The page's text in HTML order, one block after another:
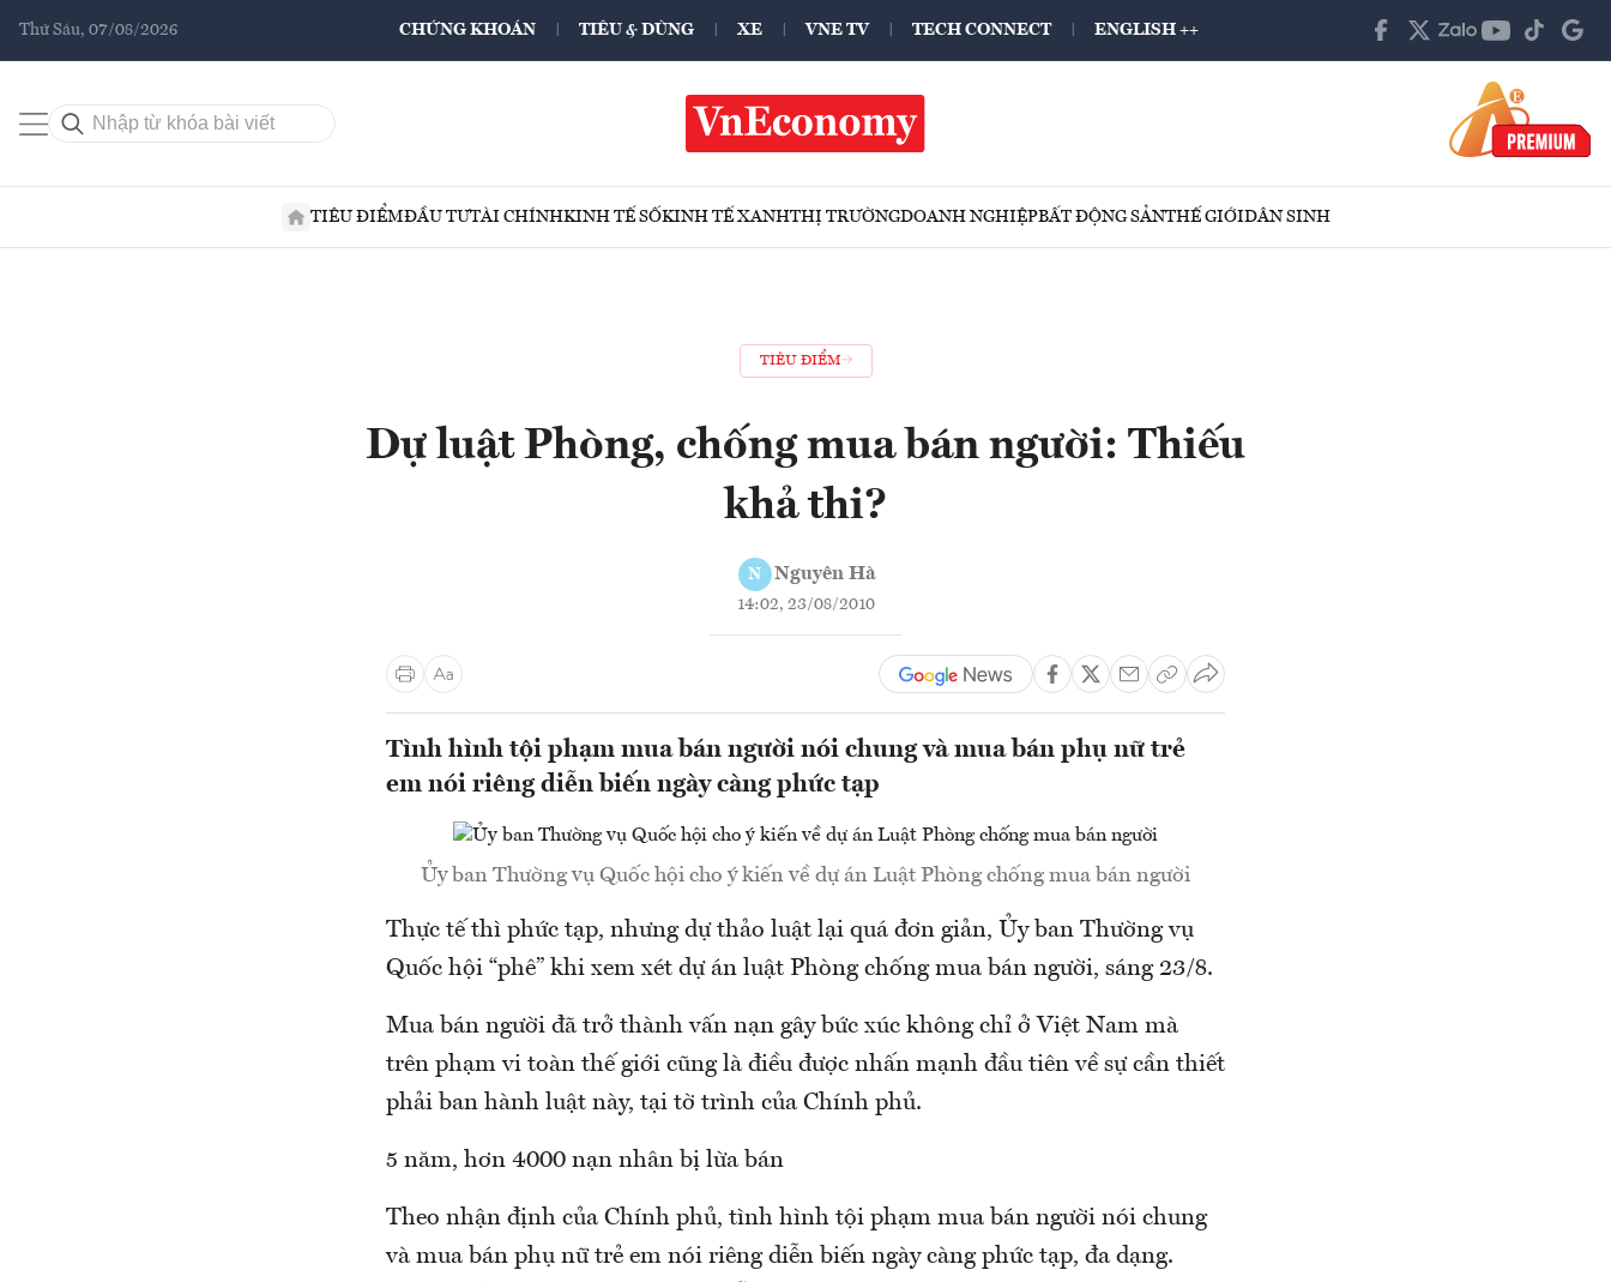
Thứ Sáu, 07/08/2026 CHỨNG KHOÁN TIÊU & DÙNG XE VNE TV TECH CONNECT ENGLISH ++
TIÊU ĐIỂMĐẦU TƯTÀI CHÍNHKINH TẾ SỐKINH TẾ XANHTHỊ TRƯỜNGDOANH NGHIỆPBẤT ĐỘNG SẢNTHẾ GIỚIDÂN SINH
TIÊU ĐIỂM
Dự luật Phòng, chống mua bán người: Thiếu
khả thi?
N Nguyên Hà
14:02, 23/08/2010
Tình hình tội phạm mua bán người nói chung và mua bán phụ nữ trẻ
em nói riêng diễn biến ngày càng phức tạp
Ủy ban Thường vụ Quốc hội cho ý kiến về dự án Luật Phòng chống mua bán người
Thực tế thì phức tạp, nhưng dự thảo luật lại quá đơn giản, Ủy ban Thường vụ
Quốc hội “phê” khi xem xét dự án luật Phòng chống mua bán người, sáng 23/8.
Mua bán người đã trở thành vấn nạn gây bức xúc không chỉ ở Việt Nam mà
trên phạm vi toàn thế giới cũng là điều được nhấn mạnh đầu tiên về sự cần thiết
phải ban hành luật này, tại tờ trình của Chính phủ.
5 năm, hơn 4000 nạn nhân bị lừa bán
Theo nhận định của Chính phủ, tình hình tội phạm mua bán người nói chung
và mua bán phụ nữ trẻ em nói riêng diễn biến ngày càng phức tạp, đa dạng.